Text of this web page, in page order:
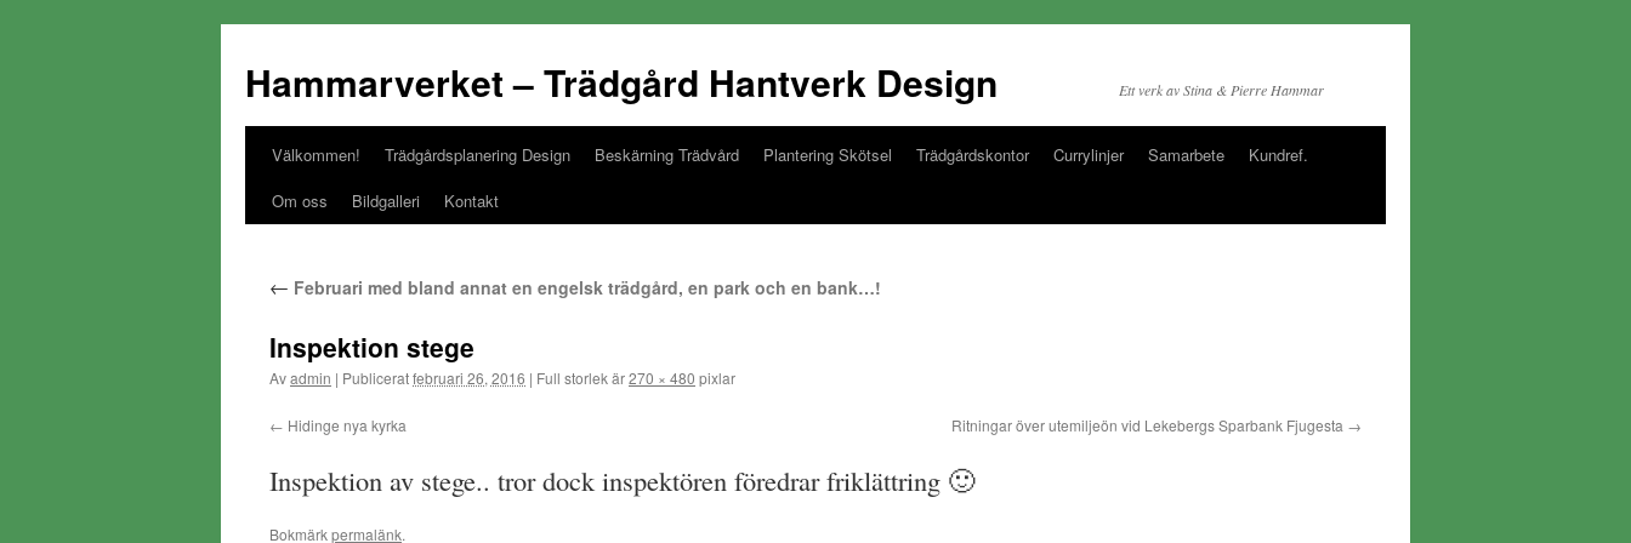
Hammarverket – Trädgård Hantverk Design Ett verk av Stina & Pierre Hammar
GåVälkommen! Trädgårdsplanering Design Beskärning Trädvård Plantering Skötsel Trädgårdskontor Currylinjer Samarbete
Kundref.
Om oss
Bildgalleri Kontakt
← Februari med bland annat en engelsk trädgård, en park och en bank…!
Inspektion stege
Avadmin | Publiceratfebruari 26, 2016 | Full storlek är270 × 480 pixlar
Hidinge nya kyrka Ritningar över utemiljeön vid Lekebergs Sparbank Fjugesta
Inspektion av stege.. tror dock inspektören föredrar friklättring 🙂
Bokmärkpermalänk.